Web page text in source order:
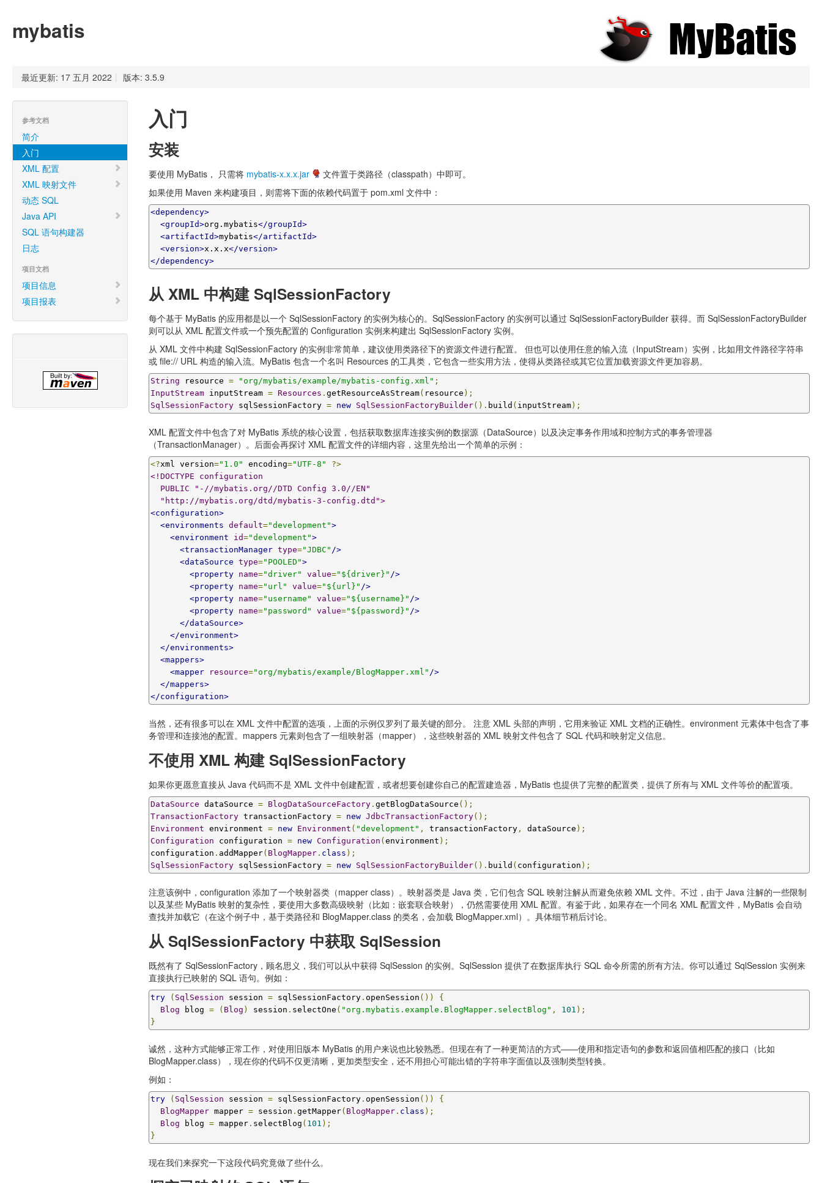
mybatis
最近更新: 17 五月 2022 | 版本: 3.5.9
参考文档
简介
入门
XML 配置
XML 映射文件
动态 SQL
Java API
SQL 语句构建器
日志
项目文档
项目信息
项目报表
入门
安装
要使用 MyBatis， 只需将 mybatis-x.x.x.jar
文件置于类路径（classpath）中即可。
如果使用 Maven 来构建项目，则需将下面的依赖代码置于 pom.xml 文件中：
<dependency>
<groupId>org.mybatis</groupId>
<artifactId>mybatis</artifactId>
<version>x.x.x</version>
</dependency>
从 XML 中构建 SqlSessionFactory
每个基于 MyBatis 的应用都是以一个 SqlSessionFactory 的实例为核心的。SqlSessionFactory 的实例可以通过 SqlSessionFactoryBuilder 获得。而 SqlSessionFactoryBuilder
则可以从 XML 配置文件或一个预先配置的 Configuration 实例来构建出 SqlSessionFactory 实例。
从 XML 文件中构建 SqlSessionFactory 的实例非常简单，建议使用类路径下的资源文件进行配置。 但也可以使用任意的输入流（InputStream）实例，比如用文件路径字符串
或 file:// URL 构造的输入流。MyBatis 包含一个名叫 Resources 的工具类，它包含一些实用方法，使得从类路径或其它位置加载资源文件更加容易。
String resource = "org/mybatis/example/mybatis-config.xml" ;
InputStream inputStream = Resources . getResourceAsStream( resource );
SqlSessionFactory sqlSessionFactory = new SqlSessionFactoryBuilder(). build ( inputStream);
XML 配置文件中包含了对 MyBatis 系统的核心设置，包括获取数据库连接实例的数据源（DataSource）以及决定事务作用域和控制方式的事务管理器
（TransactionManager）。后面会再探讨 XML 配置文件的详细内容，这里先给出一个简单的示例：
<?xml version="1.0" encoding="UTF-8"
?>
<!DOCTYPE configuration
  "http://mybatis.org/dtd/mybatis-3-config.dtd">
<configuration>
<environments default="development">
<environment
id="development">
<transactionManager type="JDBC" />
<dataSource type="POOLED">
<property
name="driver" value="${driver}" />
<property
name="url" value="${url}" />
<property
name="username" value="${username}" />
<property
name="password" value="${password}" />
</dataSource>
</environment>
</environments>
<mappers>
<mapper
resource="org/mybatis/example/BlogMapper.xml" />
</mappers>
</configuration>
当然，还有很多可以在 XML 文件中配置的选项，上面的示例仅罗列了最关键的部分。 注意 XML 头部的声明，它用来验证 XML 文档的正确性。environment 元素体中包含了事
务管理和连接池的配置。mappers 元素则包含了一组映射器（mapper），这些映射器的 XML 映射文件包含了 SQL 代码和映射定义信息。
不使用 XML 构建 SqlSessionFactory
如果你更愿意直接从 Java 代码而不是 XML 文件中创建配置，或者想要创建你自己的配置建造器，MyBatis 也提供了完整的配置类，提供了所有与 XML 文件等价的配置项。
DataSource dataSource = BlogDataSourceFactory. getBlogDataSource ();
TransactionFactory transactionFactory = new JdbcTransactionFactory();
Environment environment = new Environment ( "development" , transactionFactory, dataSource );
Configuration configuration = new Configuration ( environment );
configuration . addMapper( BlogMapper. class );
SqlSessionFactory sqlSessionFactory = new SqlSessionFactoryBuilder(). build ( configuration );
注意该例中，configuration 添加了一个映射器类（mapper class）。映射器类是 Java 类，它们包含 SQL 映射注解从而避免依赖 XML 文件。不过，由于 Java 注解的一些限制
以及某些 MyBatis 映射的复杂性，要使用大多数高级映射（比如：嵌套联合映射），仍然需要使用 XML 配置。有鉴于此，如果存在一个同名 XML 配置文件，MyBatis 会自动
查找并加载它（在这个例子中，基于类路径和 BlogMapper.class 的类名，会加载 BlogMapper.xml）。具体细节稍后讨论。
从 SqlSessionFactory 中获取 SqlSession
既然有了 SqlSessionFactory，顾名思义，我们可以从中获得 SqlSession 的实例。SqlSession 提供了在数据库执行 SQL 命令所需的所有方法。你可以通过 SqlSession 实例来
直接执行已映射的 SQL 语句。例如：
try ( SqlSession session = sqlSessionFactory. openSession ())
{
Blog blog = ( Blog ) session . selectOne ( "org.mybatis.example.BlogMapper.selectBlog" , 101 );
}
诚然，这种方式能够正常工作，对使用旧版本 MyBatis 的用户来说也比较熟悉。但现在有了一种更简洁的方式——使用和指定语句的参数和返回值相匹配的接口（比如
BlogMapper.class），现在你的代码不仅更清晰，更加类型安全，还不用担心可能出错的字符串字面值以及强制类型转换。
例如：
try ( SqlSession session = sqlSessionFactory. openSession ())
{
BlogMapper mapper = session . getMapper( BlogMapper. class );
Blog blog = mapper. selectBlog ( 101 );
}
现在我们来探究一下这段代码究竟做了些什么。